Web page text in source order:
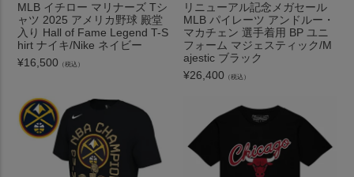
MLB イチロー マリナーズ Tシ
ャツ 2025 アメリカ野球 殿堂
入り Hall of Fame Legend T-S
hirt ナイキ/Nike ネイビー
¥16,500 （税込）
リニューアル記念メガセール
MLB パイレーツ アンドルー・
マカチェン 選手着用 BP ユニ
フォーム マジェスティック/M
ajestic ブラック
¥26,400 （税込）